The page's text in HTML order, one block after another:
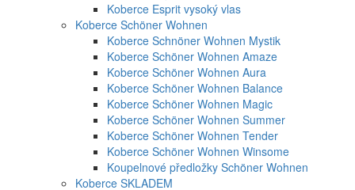
Koberce Esprit vysoký vlas
Koberce Schöner Wohnen
Koberce Schnöner Wohnen Mystik
Koberce Schöner Wohnen Amaze
Koberce Schöner Wohnen Aura
Koberce Schöner Wohnen Balance
Koberce Schöner Wohnen Magic
Koberce Schöner Wohnen Summer
Koberce Schöner Wohnen Tender
Koberce Schöner Wohnen Winsome
Koupelnové předložky Schöner Wohnen
Koberce SKLADEM